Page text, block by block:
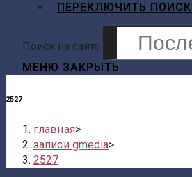
ПЕРЕКЛЮЧИТЬ
Поиск на сайте
МЕНЮ ЗАКРЫТЬ
2527
главная>
записи gmedia>
2527